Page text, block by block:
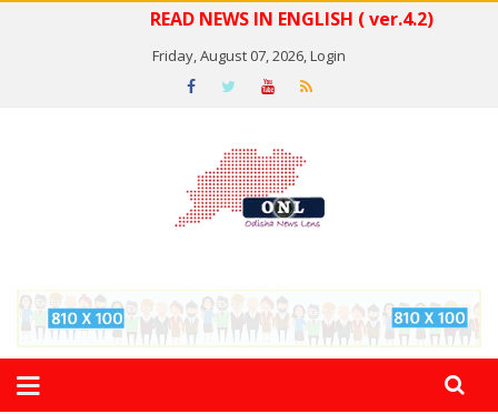
READ NEWS IN ENGLISH ( ver.4.2)
Friday, August 07, 2026,Login